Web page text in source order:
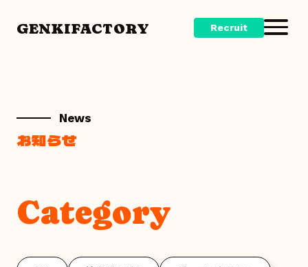
GENKIFACTORY Recruit
News
お知らせ
Category